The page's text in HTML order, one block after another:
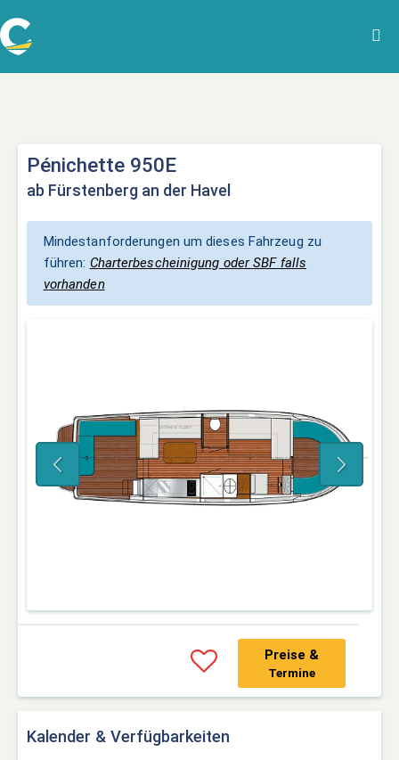
Pénichette 950E
ab Fürstenberg an der Havel
Mindestanforderungen um dieses Fahrzeug zu
führen: Charterbescheinigung oder SBF falls
vorhanden
Preise &
Termine
Kalender & Verfügbarkeiten